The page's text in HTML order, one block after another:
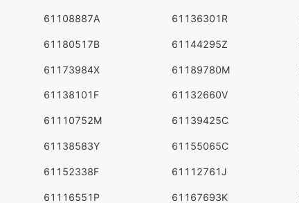
61108887A 61136301R
61180517B 61144295Z
61173984X 61189780M
61138101F 61132660V
61110752M 61139425C
61138583Y 61155065C
61152338F 61112761J
61116551P 61167693K